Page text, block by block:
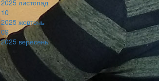
2025 листопад
10
2025 жовтень
09
2025 вересень